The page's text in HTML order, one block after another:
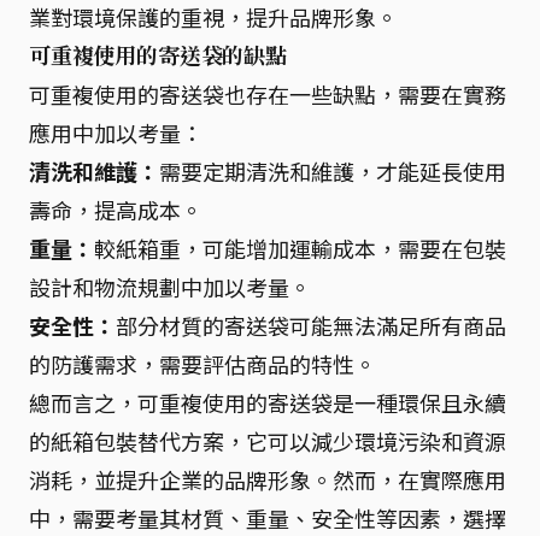
業對環境保護的重視，提升品牌形象。
可重複使用的寄送袋的缺點
可重複使用的寄送袋也存在一些缺點，需要在實務
應用中加以考量：
清洗和維護： 需要定期清洗和維護，才能延長使用
壽命，提高成本。
重量： 較紙箱重，可能增加運輸成本，需要在包裝
設計和物流規劃中加以考量。
安全性： 部分材質的寄送袋可能無法滿足所有商品
的防護需求，需要評估商品的特性。
總而言之，可重複使用的寄送袋是一種環保且永續
的紙箱包裝替代方案，它可以減少環境污染和資源
消耗，並提升企業的品牌形象。然而，在實際應用
中，需要考量其材質、重量、安全性等因素，選擇